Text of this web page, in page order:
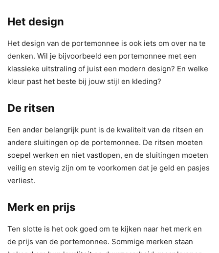
Het design
Het design van de portemonnee is ook iets om over na te
denken. Wil je bijvoorbeeld een portemonnee met een
klassieke uitstraling of juist een modern design? En welke
kleur past het beste bij jouw stijl en kleding?
De ritsen
Een ander belangrijk punt is de kwaliteit van de ritsen en
andere sluitingen op de portemonnee. De ritsen moeten
soepel werken en niet vastlopen, en de sluitingen moeten
veilig en stevig zijn om te voorkomen dat je geld en pasjes
verliest.
Merk en prijs
Ten slotte is het ook goed om te kijken naar het merk en
de prijs van de portemonnee. Sommige merken staan